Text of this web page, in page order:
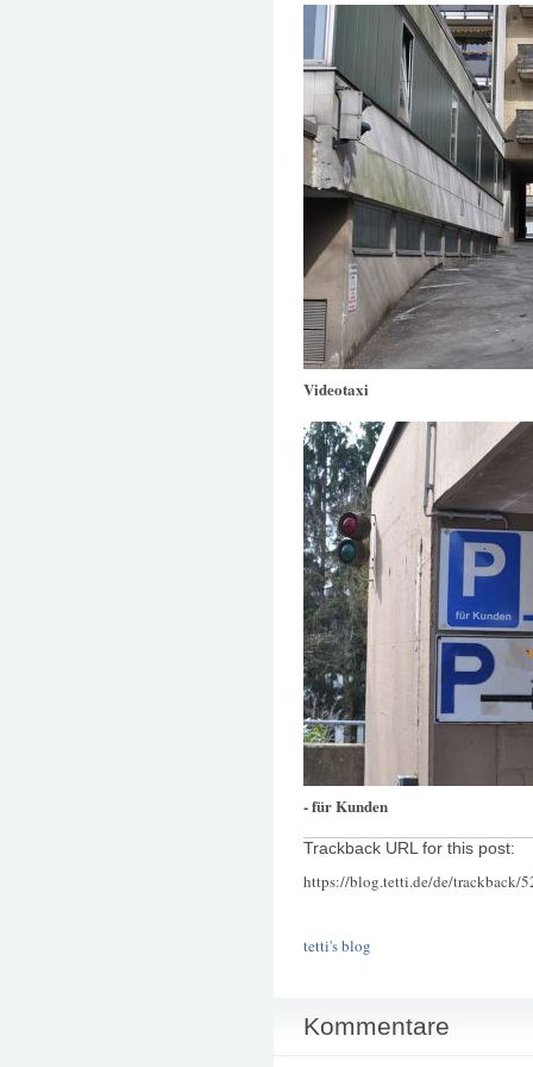
Videotaxi
- für Kunden
Trackback URL for this post:
https://blog.tetti.de/de/trackback/
tetti's blog
Kommentare